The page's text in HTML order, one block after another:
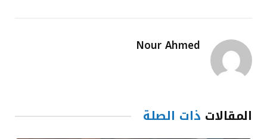
Nour Ahmed
المقالات ذات الصلة